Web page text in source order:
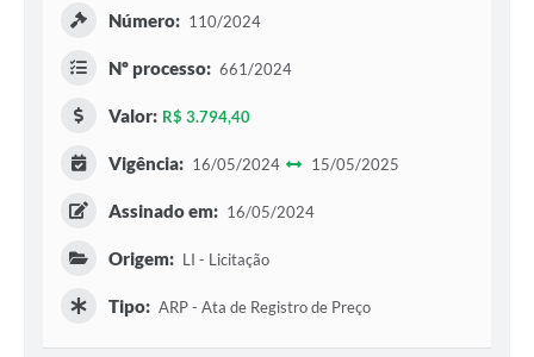
Número: 110/2024
Nº processo: 661/2024
Valor: R$ 3.794,40
Vigência: 16/05/2024 15/05/2025
Assinado em: 16/05/2024
Origem: LI - Licitação
Tipo: ARP - Ata de Registro de Preço